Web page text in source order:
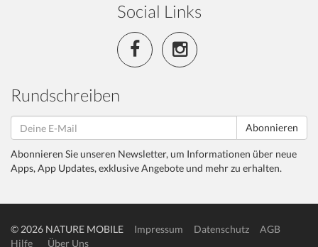
Social Links
Rundschreiben
Abonnieren
Abonnieren Sie unseren Newsletter, um Informationen über neue
Apps, App Updates, exklusive Angebote und mehr zu erhalten.
© 2026 NATURE MOBILE Impressum Datenschutz
AGB
Hilfe
Über Uns